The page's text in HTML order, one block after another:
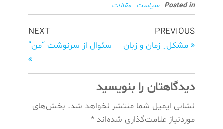
Posted in سیاست مقالات
PREVIOUS
مشکل ِ زمان و زبان
NEXT
سئوال از سرنوشت “من”
دیدگاهتان را بنویسید
نشانی ایمیل شما منتشر نخواهد شد. بخش‌های
موردنیاز علامت‌گذاری شده‌اند *